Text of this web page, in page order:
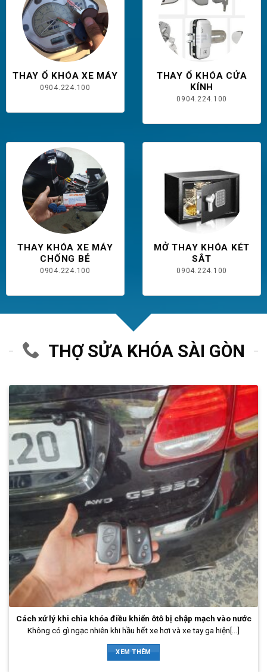
THAY Ổ KHÓA XE MÁY
0904.224.100
THAY Ổ KHÓA CỬA
KÍNH
0904.224.100
THAY KHÓA XE MÁY
CHỐNG BẺ
0904.224.100
MỞ THAY KHÓA KÉT
SẮT
0904.224.100
THỢ SỬA KHÓA SÀI GÒN
Cách xử lý khi chìa khóa điều khiển ôtô bị chập mạch vào nước
Không có gì ngạc nhiên khi hầu hết xe hơi và xe tay ga hiện[...]
XEM THÊM